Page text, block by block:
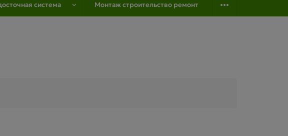
система Монтаж строительство ремонт